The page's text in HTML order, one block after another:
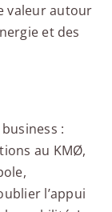
valeur autour
et des
:
au KMØ,
l’appui